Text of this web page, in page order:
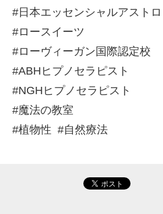
#日本エッセンシャルアスト
#ロースイーツ
#ローヴィーガン国際認定校
#ABHヒプノセラピスト
#NGHヒプノセラピスト
#魔法の教室
#植物性 #自然療法